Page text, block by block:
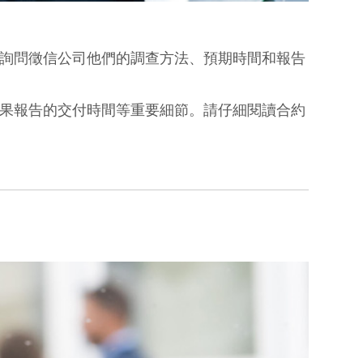
問徵信公司他們的調查方法、預期時間和報告
報告的交付時間等重要細節。請仔細閱讀合約